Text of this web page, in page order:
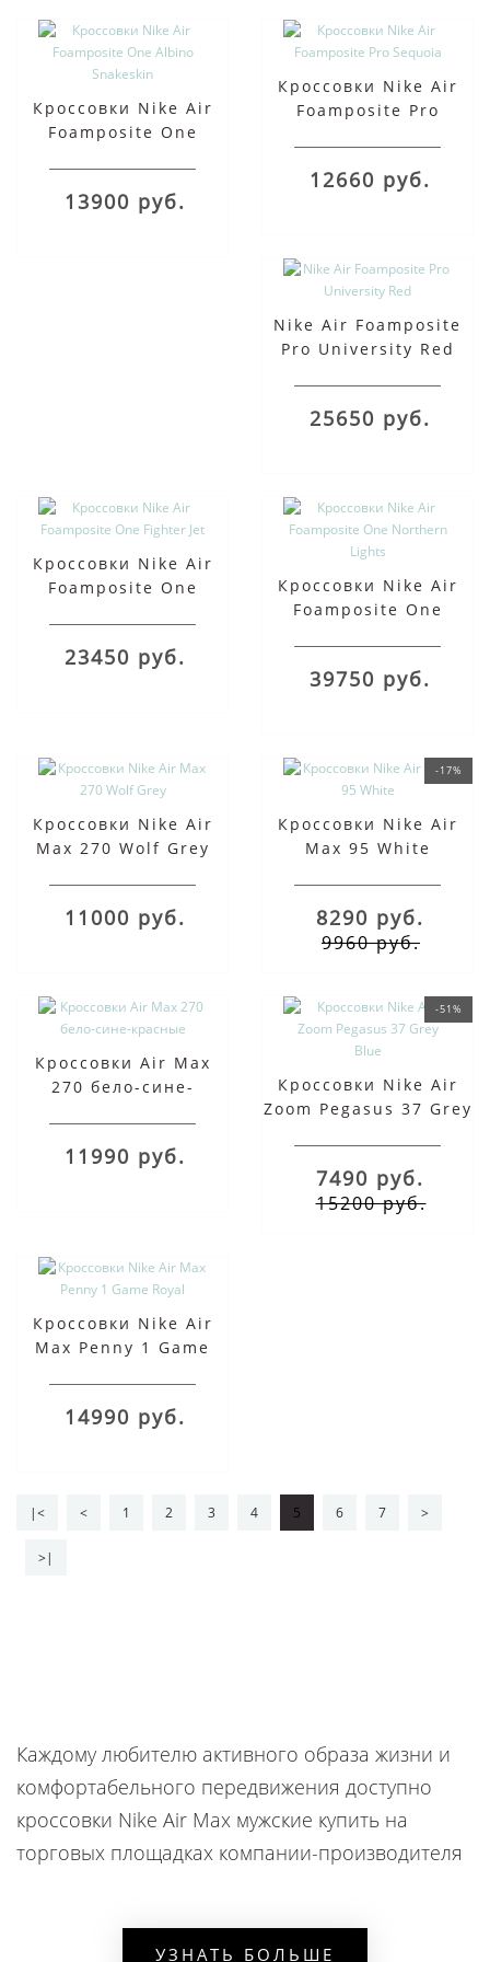
Кроссовки Nike Air
Foamposite One
13900 руб.
Кроссовки Nike Air
Foamposite Pro
12660 руб.
Nike Air Foamposite
Pro University Red
25650 руб.
Кроссовки Nike Air
Foamposite One
23450 руб.
Кроссовки Nike Air
Foamposite One
39750 руб.
Кроссовки Nike Air
Max 270 Wolf Grey
11000 руб.
-17%
Кроссовки Nike Air
Max 95 White
8290 руб.
9960 руб.
Кроссовки Air Max
270 бело-сине-
11990 руб.
-51%
Кроссовки Nike Air
Zoom Pegasus 37 Grey
7490 руб.
15200 руб.
Кроссовки Nike Air
Max Penny 1 Game
14990 руб.
|< < 1 2 3 4 5 6 7 >
>|
Каждому любителю активного образа жизни и
комфортабельного передвижения доступно
кроссовки Nike Air Max мужские купить на
торговых площадках компании-производителя
конфигурациях.УЗНАТЬ БОЛЬШЕ